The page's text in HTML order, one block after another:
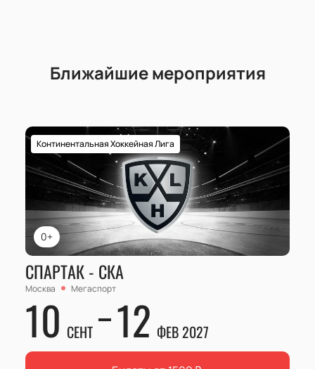
Ближайшие мероприятия
0+
Континентальная Хоккейная Лига
СПАРТАК - СКА
Москва Мегаспорт
10 СЕНТ 12 ФЕВ 2027